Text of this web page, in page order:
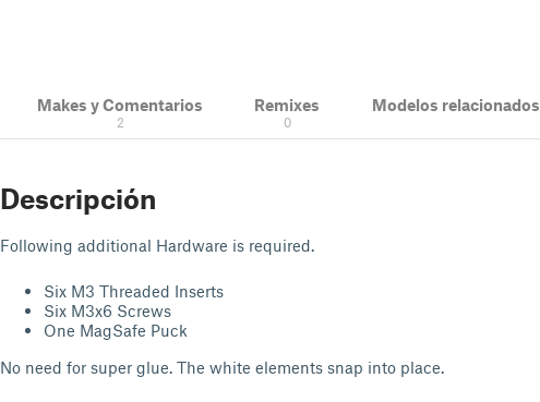
Makes y Comentarios
2
Remixes
0
Modelos relacionados
Descripción
Following additional Hardware is required.
Six M3 Threaded Inserts
Six M3x6 Screws
One MagSafe Puck
No need for super glue. The white elements snap into place.